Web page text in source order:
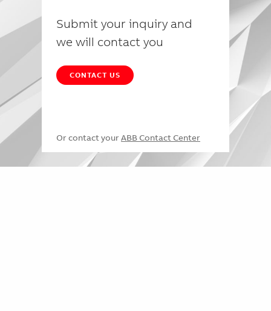
Submit your inquiry and
we will contact you
CONTACT US
Or contact your ABB Contact Center